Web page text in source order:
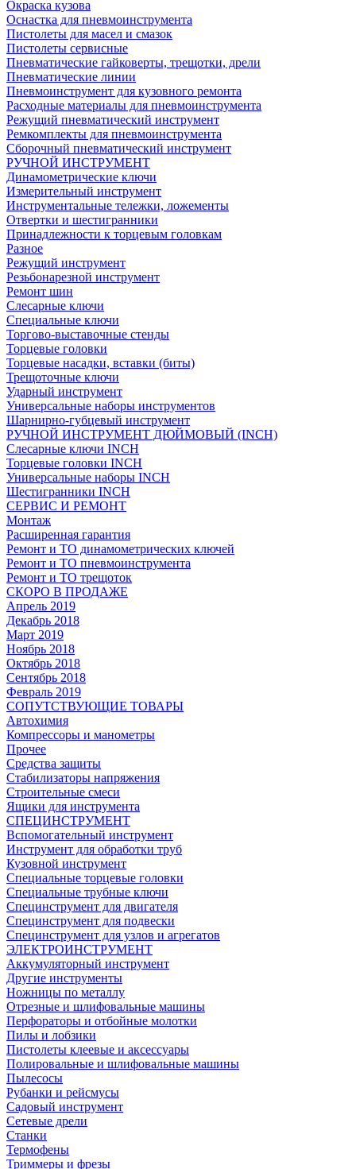
Окраска кузова
Оснастка для пневмоинструмента
Пистолеты для масел и смазок
Пистолеты сервисные
Пневматические гайковерты, трещотки, дрели
Пневматические линии
Пневмоинструмент для кузовного ремонта
Расходные материалы для пневмоинструмента
Режущий пневматический инструмент
Ремкомплекты для пневмоинструмента
Сборочный пневматический инструмент
РУЧНОЙ ИНСТРУМЕНТ
Динамометрические ключи
Измерительный инструмент
Инструментальные тележки, ложементы
Отвертки и шестигранники
Принадлежности к торцевым головкам
Разное
Режущий инструмент
Резьбонарезной инструмент
Ремонт шин
Слесарные ключи
Специальные ключи
Торгово-выставочные стенды
Торцевые головки
Торцевые насадки, вставки (биты)
Трещоточные ключи
Ударный инструмент
Универсальные наборы инструментов
Шарнирно-губцевый инструмент
РУЧНОЙ ИНСТРУМЕНТ ДЮЙМОВЫЙ (INCH)
Слесарные ключи INCH
Торцевые головки INCH
Универсальные наборы INCH
Шестигранники INCH
СЕРВИС И РЕМОНТ
Монтаж
Расширенная гарантия
Ремонт и ТО динамометрических ключей
Ремонт и ТО пневмоинструмента
Ремонт и ТО трещоток
СКОРО В ПРОДАЖЕ
Апрель 2019
Декабрь 2018
Март 2019
Ноябрь 2018
Октябрь 2018
Сентябрь 2018
Февраль 2019
СОПУТСТВУЮЩИЕ ТОВАРЫ
Автохимия
Компрессоры и манометры
Прочее
Средства защиты
Стабилизаторы напряжения
Строительные смеси
Ящики для инструмента
СПЕЦИНСТРУМЕНТ
Вспомогательный инструмент
Инструмент для обработки труб
Кузовной инструмент
Специальные торцевые головки
Специальные трубные ключи
Специнструмент для двигателя
Специнструмент для подвески
Специнструмент для узлов и агрегатов
ЭЛЕКТРОИНСТРУМЕНТ
Аккумуляторный инструмент
Другие инструменты
Ножницы по металлу
Отрезные и шлифовальные машины
Перфораторы и отбойные молотки
Пилы и лобзики
Пистолеты клеевые и аксессуары
Полировальные и шлифовальные машины
Пылесосы
Рубанки и рейсмусы
Садовый инструмент
Сетевые дрели
Станки
Термофены
Триммеры и фрезы